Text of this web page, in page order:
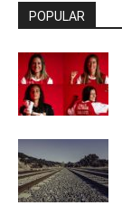
POPULAR